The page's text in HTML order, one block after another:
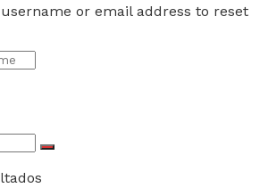
or email address to reset